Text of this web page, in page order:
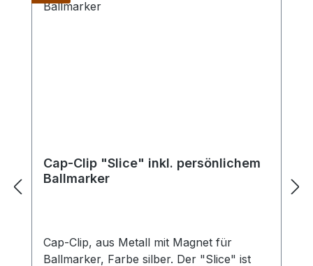
Cap-Clip "Slice" inkl. persönlichem
Ballmarker
Cap-Clip, aus Metall mit Magnet für
Ballmarker, Farbe silber. Der "Slice" ist